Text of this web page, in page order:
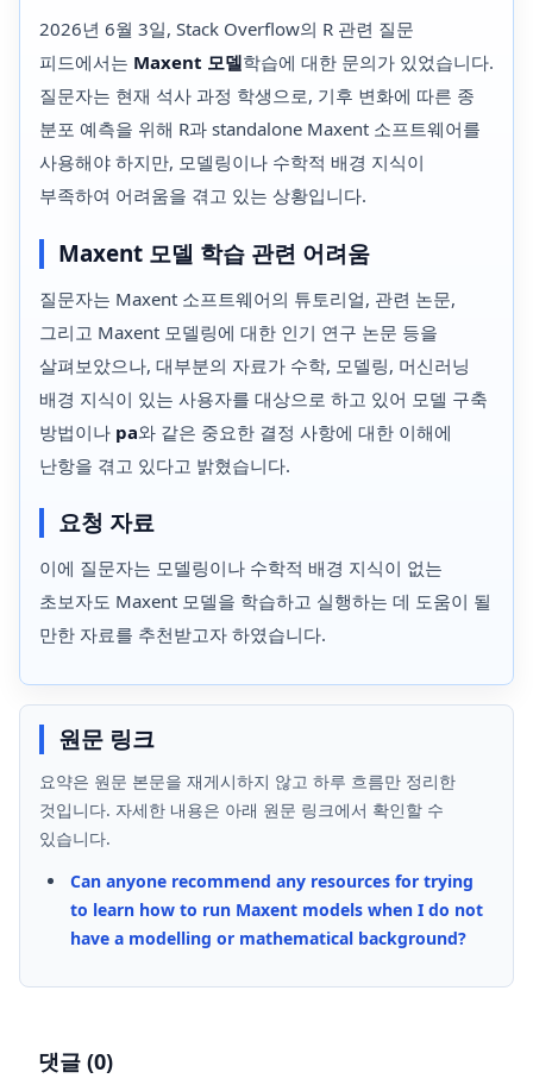
2026년 6월 3일, Stack Overflow의 R 관련 질문
피드에서는 Maxent 모델학습에 대한 문의가 있었습니다.
질문자는 현재 석사 과정 학생으로, 기후 변화에 따른 종
분포 예측을 위해 R과 standalone Maxent 소프트웨어를
사용해야 하지만, 모델링이나 수학적 배경 지식이
부족하여 어려움을 겪고 있는 상황입니다.
Maxent 모델 학습 관련 어려움
질문자는 Maxent 소프트웨어의 튜토리얼, 관련 논문,
그리고 Maxent 모델링에 대한 인기 연구 논문 등을
살펴보았으나, 대부분의 자료가 수학, 모델링, 머신러닝
배경 지식이 있는 사용자를 대상으로 하고 있어 모델 구축
방법이나 pa와 같은 중요한 결정 사항에 대한 이해에
난항을 겪고 있다고 밝혔습니다.
요청 자료
이에 질문자는 모델링이나 수학적 배경 지식이 없는
초보자도 Maxent 모델을 학습하고 실행하는 데 도움이 될
만한 자료를 추천받고자 하였습니다.
원문 링크
요약은 원문 본문을 재게시하지 않고 하루 흐름만 정리한
것입니다. 자세한 내용은 아래 원문 링크에서 확인할 수
있습니다.
Can anyone recommend any resources for trying
to learn how to run Maxent models when I do not
have a modelling or mathematical background?
댓글 (0)